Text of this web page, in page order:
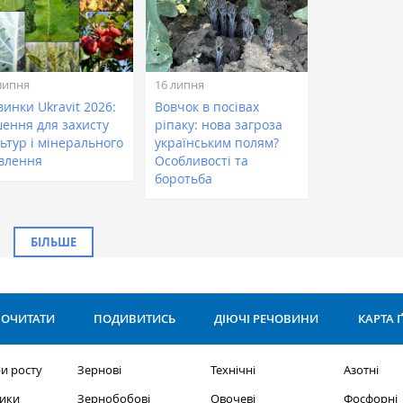
Ukravit 2026:
для захисту
і мінерального
16 липня
Вовчок в посівах
ріпаку: нова загроза
українським полям?
Особливості та
боротьба
БІЛЬШЕ
ПОДИВИТИСЬ ДІЮЧІ РЕЧОВИНИ КАРТА
росту
Зернові
Зернобобові
Технічні
Овочеві
Азотні
Фосфорні